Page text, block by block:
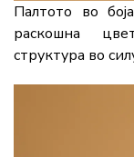
Палтото во
раскошна
структура во